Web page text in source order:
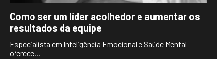
Como ser um líder acolhedor e aumentar os
resultados da equipe
Especialista em Inteligência Emocional e Saúde Mental
oferece...